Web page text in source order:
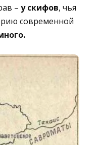
– у скифов, чья
современной